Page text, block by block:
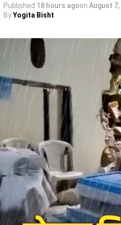
पढ़े धामी कैबिनेट के
GST संशोधित अध्यादेश को मंजूरी।
नैनीताल हाईकोर्ट के लिए हल्द्वानी
राज्य क्रीड़ा विश्वविद्यालय
जल जीवन मिशन में केंद्र की
Published 18 hours agoon August 7,
ByYogita Bisht